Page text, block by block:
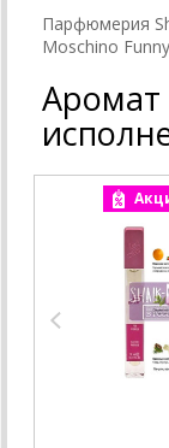
Парфюмерия
Moschino
Аромат